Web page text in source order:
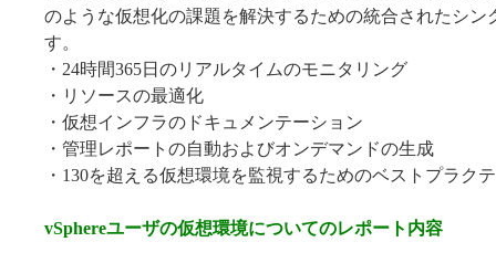
のような仮想化の課題を解決するための統合されたシ
す。
・24時間365日のリアルタイムのモニタリング
・リソースの最適化
・仮想インフラのドキュメンテーション
・管理レポートの自動およびオンデマンドの生成
・130を超える仮想環境を監視するためのベストプラク
vSphereユーザの仮想環境についてのレポート内容